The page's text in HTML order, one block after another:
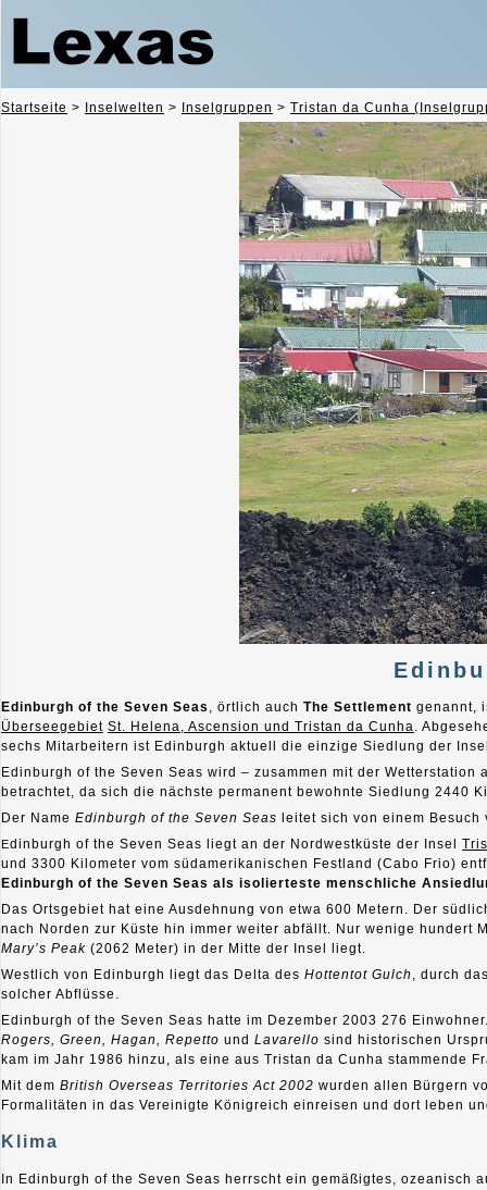
Startseite > Inselwelten > Inselgruppen > Tristan da Cunha
Edinburgh of the Seven Seas , örtlich auch The Settlement genannt,
Überseegebiet St. Helena, Ascension und Tristan da Cunha.
sechs Mitarbeitern ist Edinburgh aktuell die einzige Siedlung der
Edinburgh of the Seven Seas wird – zusammen mit der
betrachtet, da sich die nächste permanent bewohnte Siedlung 2440
Der Name Edinburgh of the Seven Seas leitet sich von einem
Edinburgh of the Seven Seas liegt an der Nordwestküste der Insel
und 3300 Kilometer vom südamerikanischen Festland (Cabo Frio)
Edinburgh of the Seven Seas als isolierteste menschliche
Das Ortsgebiet hat eine Ausdehnung von etwa 600 Metern. Der
nach Norden zur Küste hin immer weiter abfällt. Nur wenige
Mary’s Peak (2062 Meter) in der Mitte der Insel liegt.
Westlich von Edinburgh liegt das Delta des Hottentot Gulch , durch
solcher Abflüsse.
Edinburgh of the Seven Seas hatte im Dezember 2003 276
Rogers, Green, Hagan, Repetto und Lavarello sind historischen
kam im Jahr 1986 hinzu, als eine aus Tristan da Cunha stammende
Mit dem British Overseas Territories Act 2002 wurden allen Bürgern
Formalitäten in das Vereinigte Königreich einreisen und dort leben
Klima
In Edinburgh of the Seven Seas herrscht ein gemäßigtes,